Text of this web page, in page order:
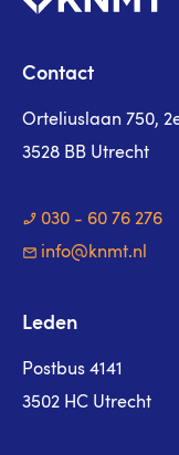
Contact
Orteliuslaan 750,
3528 BB Utrecht
030 - 60 76 276
info@knmt.nl
Leden
Postbus 4141
3502 HC Utrecht